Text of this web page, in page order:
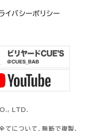
イバシーポリシー
LTD.
てについて、無断で複製、